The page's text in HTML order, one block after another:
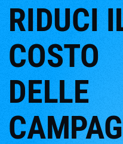
RIDUCI
COSTO
DELLE